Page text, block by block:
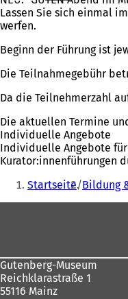
Lassen Sie sich einmal
werfen.
Beginn der Führung ist
Die Teilnahmegebühr
Da die Teilnehmerzahl
Die aktuellen Termine
Individuelle Angebote
Individuelle Angebote
Kurator:innenführungen
Sie
befinden
Startseite Bildung
Gutenberg-Museum
Reichklarastraße 1
55116 Mainz